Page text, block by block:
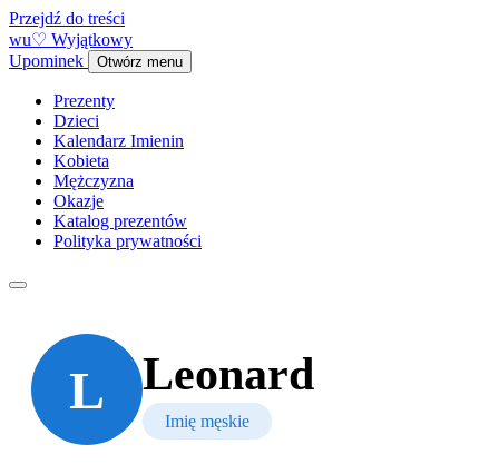
Przejdź do treści
wu♡ Wyjątkowy
Upominek
Otwórz menu
Prezenty
Dzieci
Kalendarz Imienin
Kobieta
Mężczyzna
Okazje
Katalog prezentów
Polityka prywatności
L Leonard
Imię męskie